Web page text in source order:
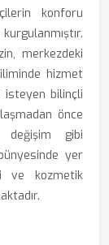
konforu
merkezdeki
hizmet
isteyen bilinçli
önce
değişim gibi
yer
ve kozmetik